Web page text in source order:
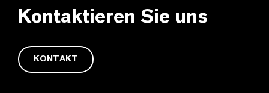
Kontaktieren Sie uns
KONTAKT